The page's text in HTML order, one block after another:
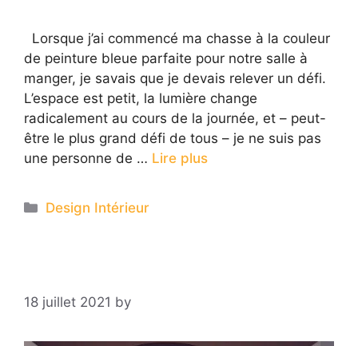
Lorsque j’ai commencé ma chasse à la couleur
de peinture bleue parfaite pour notre salle à
manger, je savais que je devais relever un défi.
L’espace est petit, la lumière change
radicalement au cours de la journée, et – peut-
être le plus grand défi de tous – je ne suis pas
une personne de … Lire plus
Categories
Design Intérieur
18 juillet 2021 by